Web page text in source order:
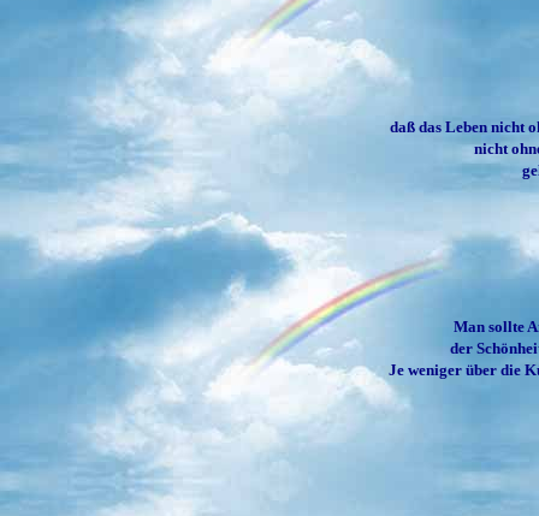
daß das Leben nicht
nicht
Man sollte
der
Je weniger über die